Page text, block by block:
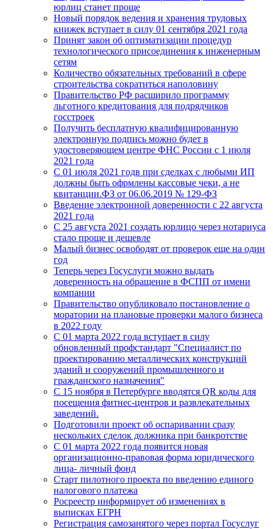
юрлиц станет проще
Новый порядок ведения и хранения трудовых
книжек вступает в силу 01 сентября 2021 года
Принят закон об оптиматизации процедур
технологического присоединения к инженерным
сетям
Количество обязательных требований в сфере
строительства сократиться наполовину
Правительство РФ расширило программу
льготного кредитования для подрядчиков
госстроек
Получить бесплатную квалифицированную
электронную подпись можно будет в
удостоверяющем центре ФНС России с 1 июля
2021 года
С 01 июля 2021 годв при сделках с любыми ИП
должны быть офрмлены кассовые чеки, а не
квитанции.ФЗ от 06.06.2019 № 129-ФЗ
Введение электронной доверенности с 22 августа
2021 года
C 25 августа 2021 создать юрлицо через нотариуса
стало проще и дешевле
Малый бизнес освободят от проверок еще на один
год
Теперь через Госуслуги можно выдать
доверенность на обращение в ФСПП от имени
компании
Правительство опубликовало постановление о
моратории на плановые проверки малого бизнеса
в 2022 году
С 01 марта 2022 года вступает в силу
обновленный профстандарт "Специалист по
проектированию металлических конструкций
зданий и сооружений промышленного и
гражданского назначения"
С 15 ноября в Петербурге вводятся QR коды для
посещения фитнес-центров и развлекательных
заведений.
Подготовили проект об оспаривании сразу
нескольких сделок должника при банкротстве
С 01 марта 2022 года появится новая
организационно-правовая форма юридического
лица- личный фонд
Старт пилотного проекта по введению единого
налогового платежа
Росреестр информирует об изменениях в
выписках ЕГРН
Регистрация самозанятого через портал Госуслуг